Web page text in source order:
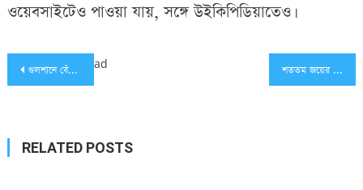
ওয়েবসাইটেও পাওয়া যায়, সঙ্গে উইকিপিডিয়াতেও।
Post
গুলশানে বেঁচে যাওয়া সেই ভারতীয় নাগরিকের জবানবন্দিতে রোমহর্ষক বর্ণনা শততম জয়ের সামনে টাইগাররা
ad
RELATED POSTS